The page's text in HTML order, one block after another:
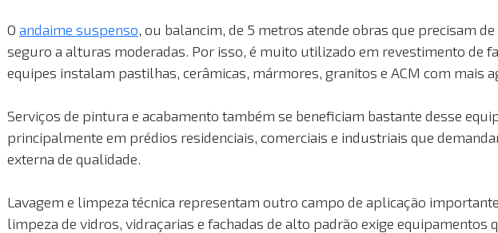
O andaime suspenso, ou balancim, de 5 metros atende obras que precisam
seguro a alturas moderadas. Por isso, é muito utilizado em revestimento de
equipes instalam pastilhas, cerâmicas, mármores, granitos e ACM com mais
Serviços de pintura e acabamento também se beneficiam bastante desse
principalmente em prédios residenciais, comerciais e industriais que
externa de qualidade.
Lavagem e limpeza técnica representam outro campo de aplicação
limpeza de vidros, vidraçarias e fachadas de alto padrão exige equipamentos